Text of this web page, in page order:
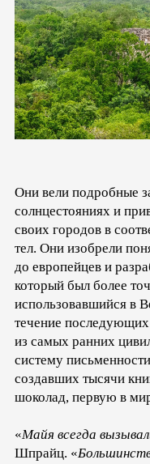
Они вели подробные
солнцестояниях и
своих городов в
тел. Они изобрели
до европейцев и
который был более
использовавшийся в
течение
из самых ранних
систему
создавших тысячи
шоколад, первую в
«Майя всегда
Шпрайц. «